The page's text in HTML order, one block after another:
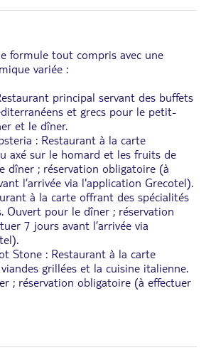
formule tout compris avec une
variée :
principal servant des buffets
et grecs pour le petit-
et le dîner.
: Restaurant à la carte
axé sur le homard et les fruits de
dîner ; réservation obligatoire (à
l’arrivée via l'application Grecotel).
à la carte offrant des spécialités
Ouvert pour le dîner ; réservation
7 jours avant l’arrivée via
Stone : Restaurant à la carte
grillées et la cuisine italienne.
; réservation obligatoire (à effectuer